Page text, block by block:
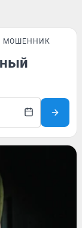
МОШЕННИК